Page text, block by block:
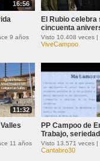
16:56
9 años
El Rubio celebra
cincuenta
ViveCampoo
11:32
11 años
PP Campoo de
Trabajo,
Cantabro30